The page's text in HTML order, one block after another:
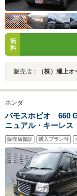
無
料
販売店： （株）瀬上
ホンダ
バモスホビオ 660
ニュアル・キーレス
販売店保証 購入プラン付